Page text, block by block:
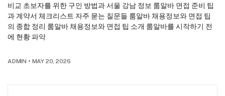
비교 초보자를 위한 구인 방법과 서울 강남 정보 룸알바 면접 준비 팁
과 계약서 체크리스트 자주 묻는 질문들 룸알바 채용정보와 면접 팁
의 종합 정리 룸알바 채용정보와 면접 팁 소개 룸알바를 시작하기 전
에 현황 파악
ADMIN • MAY 20, 2026